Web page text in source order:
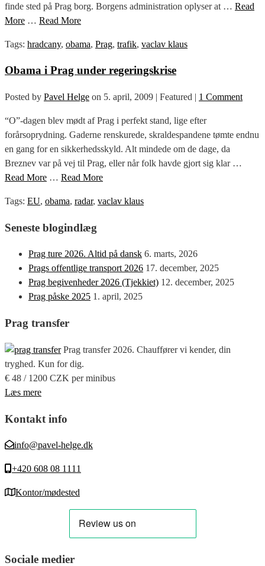
finde sted på Prag borg. Borgens administration oplyser at … Read
More … Read More
Tags: hradcany, obama, Prag, trafik, vaclav klaus
Obama i Prag under regeringskrise
Posted by Pavel Helge on 5. april, 2009 | Featured | 1 Comment
“O”-dagen blev mødt af Prag i perfekt stand, lige efter
forårsoprydning. Gaderne renskurede, skraldespandene tømte endnu
en gang for en sikkerhedsskyld. Alt mindede om de dage, da
Breznev var på vej til Prag, eller når folk havde gjort sig klar …
Read More … Read More
Tags: EU, obama, radar, vaclav klaus
Seneste blogindlæg
Prag ture 2026. Altid på dansk 6. marts, 2026
Prags offentlige transport 2026 17. december, 2025
Prag begivenheder 2026 (Tjekkiet) 12. december, 2025
Prag påske 2025 1. april, 2025
Prag transfer
Prag transfer 2026. Chauffører vi kender, din
tryghed. Kun for dig.
€ 48 / 1200 CZK per minibus
Læs mere
Kontakt info
info@pavel-helge.dk
+420 608 08 1111
Kontor/mødested
Sociale medier